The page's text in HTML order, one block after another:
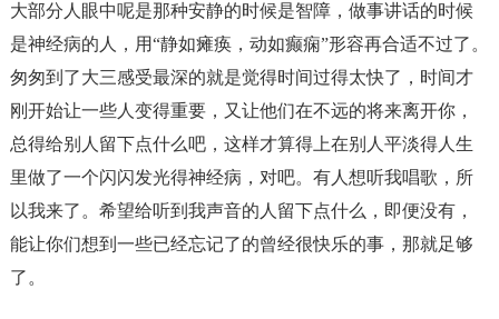
大部分人眼中呢是那种安静的时候是智障，做事讲话的时候
是神经病的人，用“静如瘫痪，动如癫痫”形容再合适不过了。
匆匆到了大三感受最深的就是觉得时间过得太快了，时间才
刚开始让一些人变得重要，又让他们在不远的将来离开你，
总得给别人留下点什么吧，这样才算得上在别人平淡得人生
里做了一个闪闪发光得神经病，对吧。有人想听我唱歌，所
以我来了。希望给听到我声音的人留下点什么，即便没有，
能让你们想到一些已经忘记了的曾经很快乐的事，那就足够
了。